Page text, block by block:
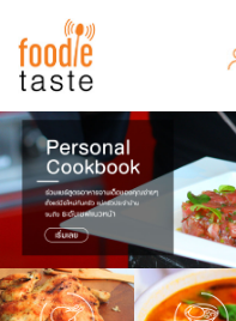
สูตรอาหาร
สูตรอาหารล่าสุด
Top Foodie
พาไปชิม
สารพันก้นครัว